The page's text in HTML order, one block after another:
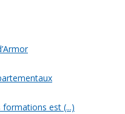
est (...)